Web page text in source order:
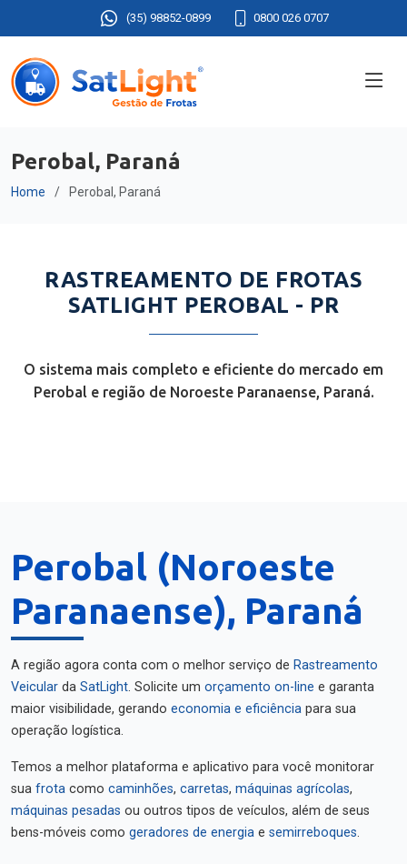
(35) 98852-0899 0800 026 0707
Perobal, Paraná
Home Perobal, Paraná
RASTREAMENTO DE FROTAS
SATLIGHT PEROBAL - PR
O sistema mais completo e eficiente do mercado em
Perobal e região de Noroeste Paranaense, Paraná.
Perobal (Noroeste
Paranaense), Paraná
A região agora conta com o melhor serviço de Rastreamento
Veicular da SatLight. Solicite um orçamento on-line e garanta
maior visibilidade, gerando economia e eficiência para sua
operação logística.
Temos a melhor plataforma e aplicativo para você monitorar
sua frota como caminhões, carretas, máquinas agrícolas,
máquinas pesadas ou outros tipos de veículos, além de seus
bens-móveis como geradores de energia e semirreboques.